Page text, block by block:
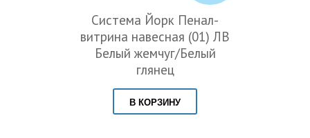
Система Йорк Пенал-
витрина навесная (01) ЛВ
Белый жемчуг/Белый
глянец
В КОРЗИНУ